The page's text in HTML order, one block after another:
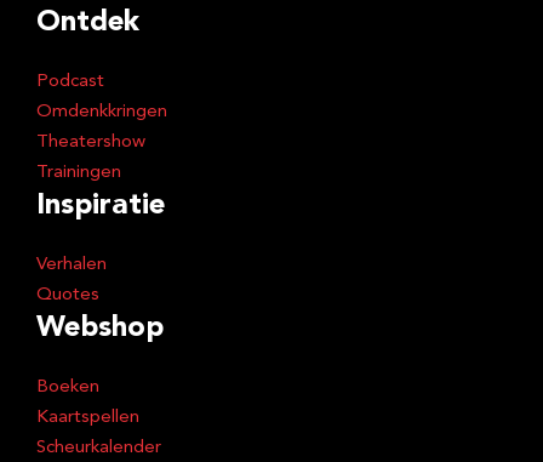
Ontdek
Podcast
Omdenkkringen
Theatershow
Trainingen
Inspiratie
Verhalen
Quotes
Webshop
Boeken
Kaartspellen
Scheurkalender